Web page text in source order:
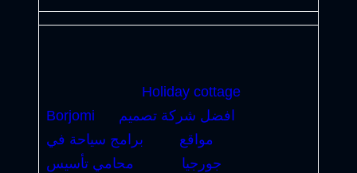
Holiday cottage
Borjomi
افضل شركة تصميم
مواقع
برامج سياحة في
جورجيا
محامي تأسيس